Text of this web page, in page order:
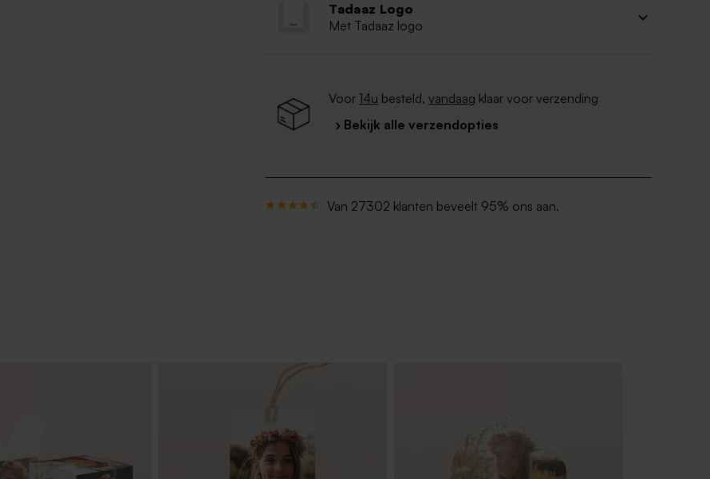
Tadaaz Logo
Met Tadaaz logo
Voor14u besteld,vandaag klaar voor verzending
› Bekijk alle verzendopties
Van 27302 klanten beveelt 95% ons aan.